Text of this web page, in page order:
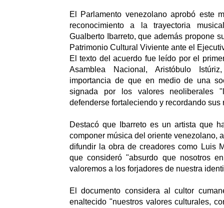
El Parlamento venezolano aprobó este
reconocimiento a la trayectoria
Gualberto Ibarreto, que además propone
Patrimonio Cultural Viviente ante el
El texto del acuerdo fue leído por el
Asamblea Nacional, Aristóbulo
importancia de que en medio de una
signada por los valores neoliberales
defenderse fortaleciendo y recordando sus
Destacó que Ibarreto es un artista que
componer música del oriente venezolano,
difundir la obra de creadores como Luis
que consideró "absurdo que nosotros
valoremos a los forjadores de nuestra
El documento considera al cultor
enaltecido "nuestros valores culturales,